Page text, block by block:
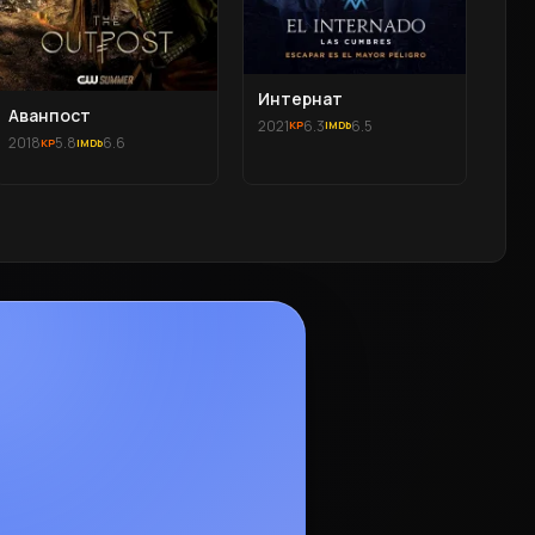
Аванпост
2018 5.8 6.6
Интернат
2021 6.3 6.5